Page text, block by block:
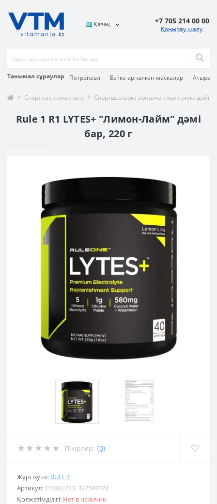
Танымал сұраулар Петропавл Бетке арналған маскалар Атырау
Қазақ +7 705 214 00 00
Қоңырау шалу
Спорттық тамақтану Спортшыларға арналған жаттығуға
Rule 1 R1 LYTES+ "Лимон-Лайм" дәмі
бар, 220 г
Пікірлер: (0)
Жүргізуші: RULE 1
Артикул: 110342213_327593774
Қолжетімділігі: Нет в наличии